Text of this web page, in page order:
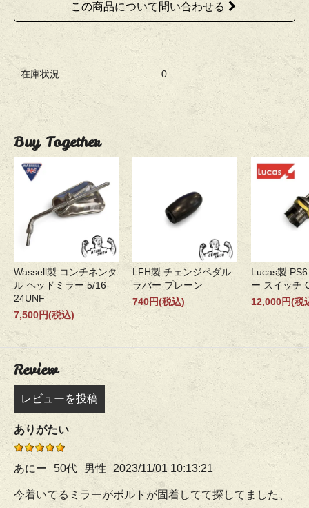
この商品について問い合わせる
在庫状況 0
Buy Together
Wassell製 コンチネンタ
ル ヘッドミラー 5/16-
24UNF
7,500円(税込)
LFH製 チェンジペダル
ラバー プレーン
740円(税込)
Lucas製
ー スイッチ
12,000円(税
Review
レビューを投稿
ありがたい
あにー 50代 男性 2023/11/01 10:13:21
今着いてるミラーがボルトが固着してて探してました、